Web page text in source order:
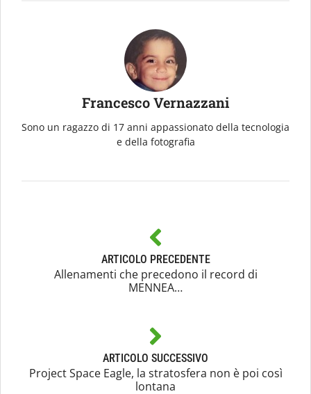
Francesco Vernazzani
Sono un ragazzo di 17 anni appassionato della tecnologia
e della fotografia
ARTICOLO PRECEDENTE
Allenamenti che precedono il record di
MENNEA…
ARTICOLO SUCCESSIVO
Project Space Eagle, la stratosfera non è poi così
lontana